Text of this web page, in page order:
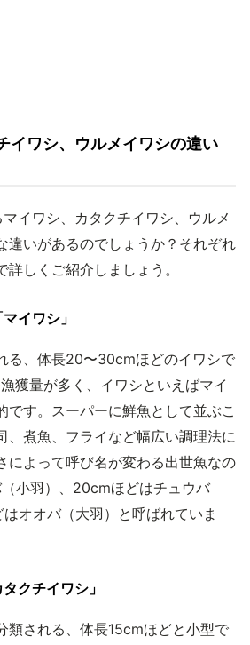
イワシ、ウルメイワシの違い
イワシ、カタクチイワシ、ウルメ
違いがあるのでしょうか？それぞれ
しくご紹介しましょう。
イワシ」
る、体長20〜30cmほどのイワシで
獲量が多く、イワシといえばマイ
です。スーパーに鮮魚として並ぶこ
、煮魚、フライなど幅広い調理法に
によって呼び名が変わる出世魚なの
小羽）、20cmほどはチュウバ
はオオバ（大羽）と呼ばれていま
クチイワシ」
類される、体長15cmほどと小型で